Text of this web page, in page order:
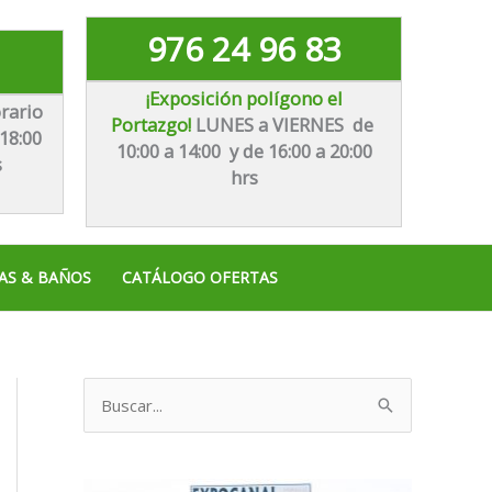
976 24 96 83
¡Exposición polígono el
Portazgo! LUNES a VIERNES de
10:00 a 14:00 y de 16:00 a 20:00
hrs
& BAÑOS CATÁLOGO OFERTAS
u